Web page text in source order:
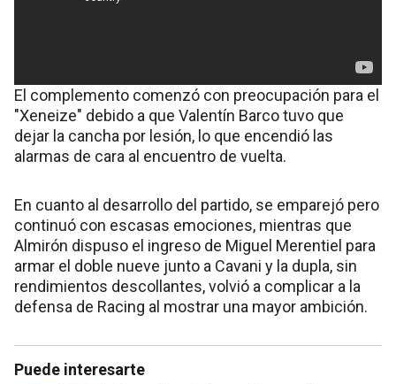
El complemento comenzó con preocupación para el
"Xeneize" debido a que Valentín Barco tuvo que
dejar la cancha por lesión, lo que encendió las
alarmas de cara al encuentro de vuelta.
En cuanto al desarrollo del partido, se emparejó pero
continuó con escasas emociones, mientras que
Almirón dispuso el ingreso de Miguel Merentiel para
armar el doble nueve junto a Cavani y la dupla, sin
rendimientos descollantes, volvió a complicar a la
defensa de Racing al mostrar una mayor ambición.
Puede interesarte